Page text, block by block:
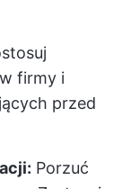
firmy i
przed
Porzuć